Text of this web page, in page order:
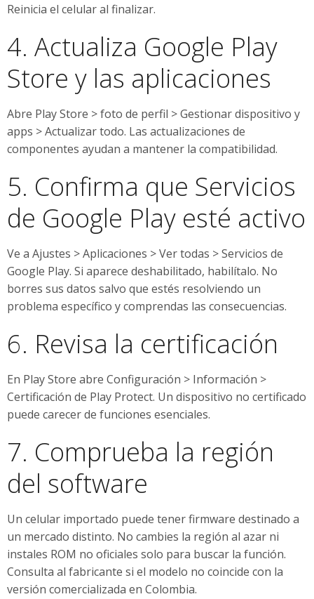
Reinicia el celular al finalizar.
4. Actualiza Google Play
Store y las aplicaciones
Abre Play Store > foto de perfil > Gestionar dispositivo y
apps > Actualizar todo. Las actualizaciones de
componentes ayudan a mantener la compatibilidad.
5. Confirma que Servicios
de Google Play esté activo
Ve a Ajustes > Aplicaciones > Ver todas > Servicios de
Google Play. Si aparece deshabilitado, habilítalo. No
borres sus datos salvo que estés resolviendo un
problema específico y comprendas las consecuencias.
6. Revisa la certificación
En Play Store abre Configuración > Información >
Certificación de Play Protect. Un dispositivo no certificado
puede carecer de funciones esenciales.
7. Comprueba la región
del software
Un celular importado puede tener firmware destinado a
un mercado distinto. No cambies la región al azar ni
instales ROM no oficiales solo para buscar la función.
Consulta al fabricante si el modelo no coincide con la
versión comercializada en Colombia.